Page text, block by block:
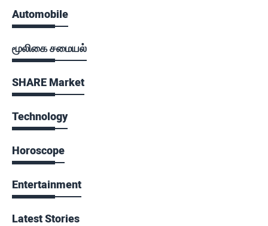
Automobile
மூலிகை சமையல்
SHARE Market
Technology
Horoscope
Entertainment
Latest Stories